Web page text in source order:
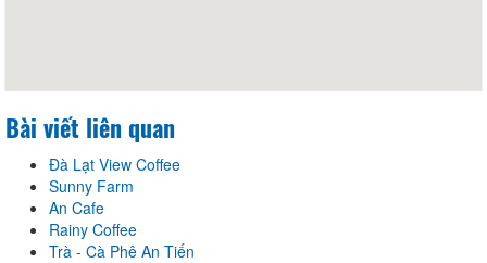
Bài viết liên quan
Đà Lạt View Coffee
Sunny Farm
An Cafe
Rainy Coffee
Trà - Cà Phê An Tiến